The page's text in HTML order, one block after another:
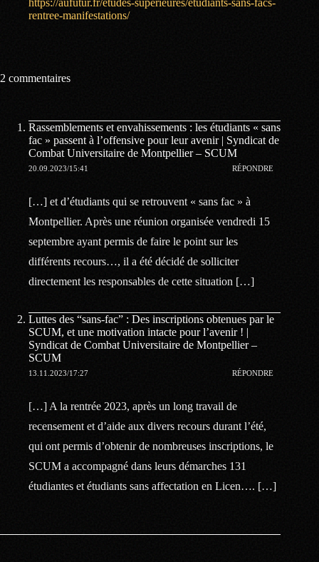
https://aufutur.fr/etudes-superieures/etudiants-sans-facs-
rentree-manifestations/
2 commentaires
Rassemblements et envahissements : les étudiants « sans
fac » passent à l’offensive pour leur avenir | Syndicat de
Combat Universitaire de Montpellier – SCUM
20.09.2023/15:41 RÉPONDRE
[…] et d’étudiants qui se retrouvent « sans fac » à
Montpellier. Après une réunion organisée vendredi 15
septembre ayant permis de faire le point sur les
différents recours…, il a été décidé de solliciter
directement les responsables de cette situation […]
Luttes des “sans-fac” : Des inscriptions obtenues par le
SCUM, et une motivation intacte pour l’avenir ! |
Syndicat de Combat Universitaire de Montpellier –
SCUM
13.11.2023/17:27 RÉPONDRE
[…] A la rentrée 2023, après un long travail de
recensement et d’aide aux divers recours durant l’été,
qui ont permis d’obtenir de nombreuses inscriptions, le
SCUM a accompagné dans leurs démarches 131
étudiantes et étudiants sans affectation en Licen…. […]